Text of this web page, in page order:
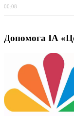
00:08
Допомога ІА